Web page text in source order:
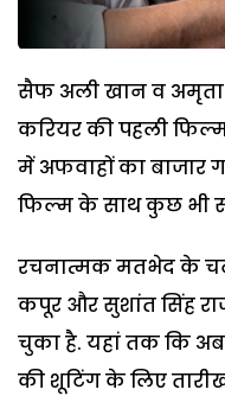
सैफ अली खान व अमृता
करियर की पहली फिल्म
में अफवाहों का बाजार
फिल्म के साथ कुछ भी
रचनात्मक मतभेद के
कपूर और सुशांत सिंह
चुका है. यहां तक कि
की शूटिंग के लिए